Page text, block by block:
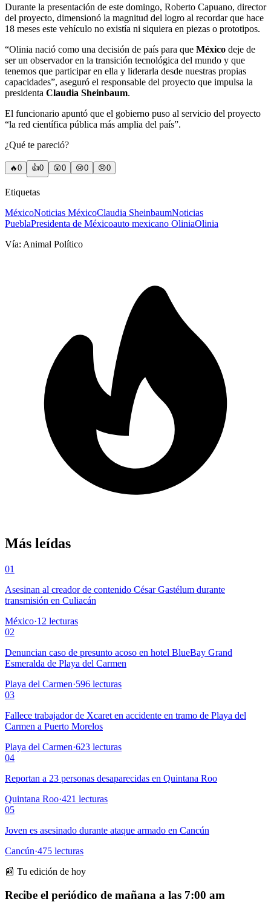
Durante la presentación de este domingo, Roberto Capuano, director
del proyecto, dimensionó la magnitud del logro al recordar que hace
18 meses este vehículo no existía ni siquiera en piezas o prototipos.
“Olinia nació como una decisión de país para que México deje de
ser un observador en la transición tecnológica del mundo y que
tenemos que participar en ella y liderarla desde nuestras propias
capacidades”, aseguró el responsable del proyecto que impulsa la
presidenta Claudia Sheinbaum.
El funcionario apuntó que el gobierno puso al servicio del proyecto
“la red científica pública más amplia del país”.
¿Qué te pareció?
🔥0 👍0 😲0 😢0 😠0
Etiquetas
MéxicoNoticias MéxicoClaudia SheinbaumNoticias
PueblaPresidenta de Méxicoauto mexicano OliniaOlinia
Vía: Animal Político
Más leídas
01
Asesinan al creador de contenido César Gastélum durante
transmisión en Culiacán
México·12 lecturas
02
Denuncian caso de presunto acoso en hotel BlueBay Grand
Esmeralda de Playa del Carmen
Playa del Carmen·596 lecturas
03
Fallece trabajador de Xcaret en accidente en tramo de Playa del
Carmen a Puerto Morelos
Playa del Carmen·623 lecturas
04
Reportan a 23 personas desaparecidas en Quintana Roo
Quintana Roo·421 lecturas
05
Joven es asesinado durante ataque armado en Cancún
Cancún·475 lecturas
📰 Tu edición de hoy
Recibe el periódico de mañana a las 7:00 am